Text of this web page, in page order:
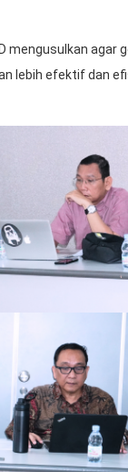
mengusulkan agar
lebih efektif dan